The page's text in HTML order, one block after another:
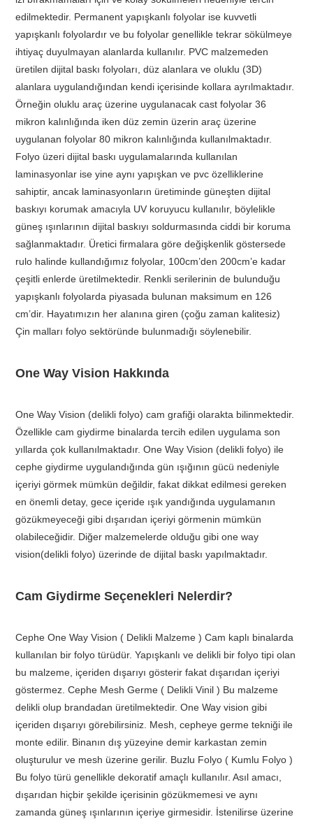
edilmektedir. Permanent yapışkanlı folyolar ise kuvvetli
yapışkanlı folyolardır ve bu folyolar genellikle tekrar sökülmeye
ihtiyaç duyulmayan alanlarda kullanılır. PVC malzemeden
üretilen dijital baskı folyoları, düz alanlara ve oluklu (3D)
alanlara uygulandığından kendi içerisinde kollara ayrılmaktadır.
Örneğin oluklu araç üzerine uygulanacak cast folyolar 36
mikron kalınlığında iken düz zemin üzerin araç üzerine
uygulanan folyolar 80 mikron kalınlığında kullanılmaktadır.
Folyo üzeri dijital baskı uygulamalarında kullanılan
laminasyonlar ise yine aynı yapışkan ve pvc özelliklerine
sahiptir, ancak laminasyonların üretiminde güneşten dijital
baskıyı korumak amacıyla UV koruyucu kullanılır, böylelikle
güneş ışınlarının dijital baskıyı soldurmasında ciddi bir koruma
sağlanmaktadır. Üretici firmalara göre değişkenlik göstersede
rulo halinde kullandığımız folyolar, 100cm’den 200cm’e kadar
çeşitli enlerde üretilmektedir. Renkli serilerinin de bulunduğu
yapışkanlı folyolarda piyasada bulunan maksimum en 126
cm’dir. Hayatımızın her alanına giren (çoğu zaman kalitesiz)
Çin malları folyo sektöründe bulunmadığı söylenebilir.
One Way Vision Hakkında
One Way Vision (delikli folyo) cam grafiği olarakta bilinmektedir.
Özellikle cam giydirme binalarda tercih edilen uygulama son
yıllarda çok kullanılmaktadır. One Way Vision (delikli folyo) ile
cephe giydirme uygulandığında gün ışığının gücü nedeniyle
içeriyi görmek mümkün değildir, fakat dikkat edilmesi gereken
en önemli detay, gece içeride ışık yandığında uygulamanın
gözükmeyeceği gibi dışarıdan içeriyi görmenin mümkün
olabileceğidir. Diğer malzemelerde olduğu gibi one way
vision(delikli folyo) üzerinde de dijital baskı yapılmaktadır.
Cam Giydirme Seçenekleri Nelerdir?
Cephe One Way Vision ( Delikli Malzeme ) Cam kaplı binalarda
kullanılan bir folyo türüdür. Yapışkanlı ve delikli bir folyo tipi olan
bu malzeme, içeriden dışarıyı gösterir fakat dışarıdan içeriyi
göstermez. Cephe Mesh Germe ( Delikli Vinil ) Bu malzeme
delikli olup brandadan üretilmektedir. One Way vision gibi
içeriden dışarıyı görebilirsiniz. Mesh, cepheye germe tekniği ile
monte edilir. Binanın dış yüzeyine demir karkastan zemin
oluşturulur ve mesh üzerine gerilir. Buzlu Folyo ( Kumlu Folyo )
Bu folyo türü genellikle dekoratif amaçlı kullanılır. Asıl amacı,
dışarıdan hiçbir şekilde içerisinin gözükmemesi ve aynı
zamanda güneş ışınlarının içeriye girmesidir. İstenilirse üzerine